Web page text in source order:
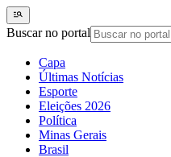
Buscar no portal
Capa
Últimas Notícias
Esporte
Eleições 2026
Política
Minas Gerais
Brasil